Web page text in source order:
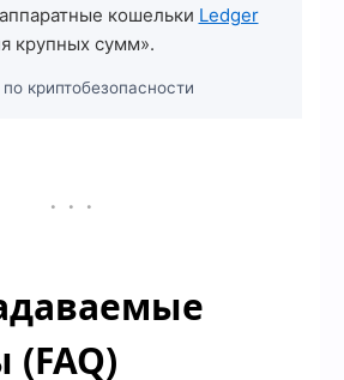
кошельки Ledger
крупных сумм».
криптобезопасности
...
(FAQ)